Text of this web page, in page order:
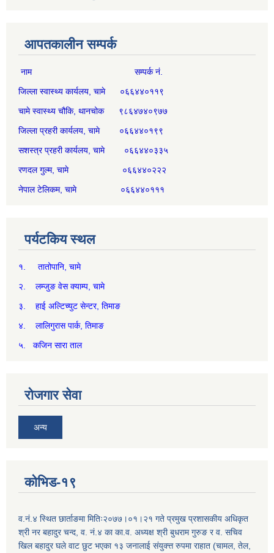
आपतकालीन सम्पर्क
नाम सम्पर्क नं.
जिल्ला स्वास्थ्य कार्यलय, चामे ०६६४४०११९
चामे स्वास्थ्य चौकि, थानचोक ९८६४७४०९७७
जिल्ला प्रहरी कार्यलय, चामे ०६६४४०१९९
सशस्त्र प्रहरी कार्यलय, चामे ०६६४४०३३५
रणदल गुल्म, चामे ०६६४४०२२२
नेपाल टेलिकम, चामे ०६६४४०१११
पर्यटकिय स्थल
१. तातोपानि, चामे
२. लम्जुङ वेस क्याम्प, चामे
३. हाई अल्टिच्युट सेन्टर, तिमाङ
४. लालिगुरास पार्क, तिमाङ
५. कजिन सारा ताल
रोजगार सेवा
अन्य
कोभिड-१९
व.नं.४ स्थित छार्ताङमा मितिः२०७७।०१।२१ गते प्रमुख प्रशासकीय अधिकृत
श्री नर बहादुर चन्द, व. नं.४ का का.व. अध्यक्ष श्री बुधराम गुरुङ र व. सचिव
खिल बहादुर घले वाट छुट भएका १३ जनालाई संयुक्त्त रुपमा राहात (चामल, तेल,